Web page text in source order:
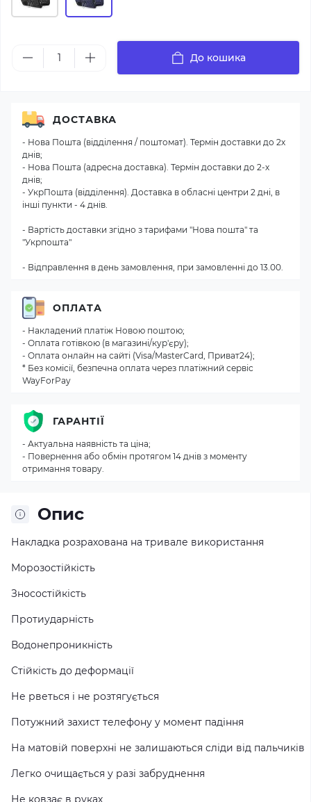
До кошика
Опис
Накладка розрахована на тривале використання
Морозостійкість
Зносостійкість
Протиударність
Водонепроникність
Стійкість до деформації
Не рветься і не розтягується
Потужний захист телефону у момент падіння
На матовій поверхні не залишаються сліди від пальчиків
Легко очищається у разі забруднення
Не ковзає в руках
ДОСТАВКА
- Нова Пошта (відділення / поштомат). Термін доставки до 2х
днів;
- Нова Пошта (адресна доставка). Термін доставки до 2-х
днів;
- УкрПошта (відділення). Доставка в обласні центри 2 дні, в
інші пункти - 4 днів.
- Вартість доставки згідно з тарифами "Нова пошта" та
"Укрпошта"
- Відправлення в день замовлення, при замовленні до 13.00.
ОПЛАТА
- Накладений платіж Новою поштою;
- Оплата готівкою (в магазині/кур'єру);
- Оплата онлайн на сайті (Visa/MasterCard, Приват24);
* Без комісії, безпечна оплата через платіжний сервіс
WayForPay
ГАРАНТІЇ
- Актуальна наявність та ціна;
- Повернення або обмін протягом 14 днів з моменту
отримання товару.